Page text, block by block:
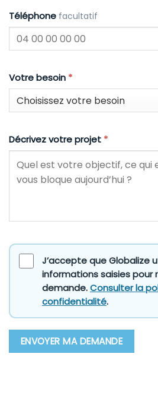
Téléphone facultatif
Votre besoin *
Décrivez votre projet *
J’accepte que Globalize
informations saisies pour
demande.Consulter la
confidentialité.